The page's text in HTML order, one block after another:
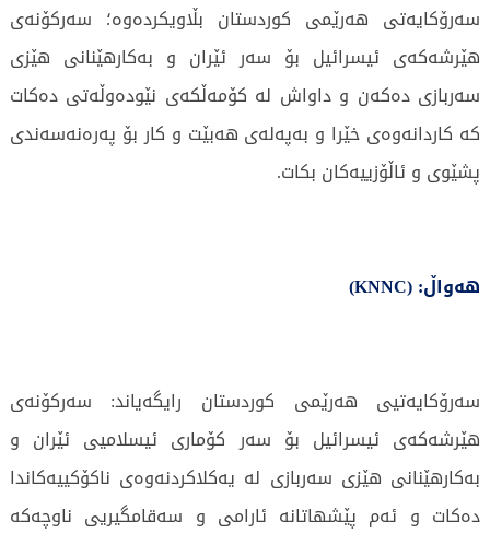
سەرۆكایەتی هەرێمی كوردستان بڵاویكردەوە؛ سه‌ركۆنه‌ى
هێرشه‌كه‌ى ئيسرائيل بۆ سه‌ر ئێران و به‌كارهێنانى هێزى
سه‌ربازى ده‌كه‌ن و داواش لە كۆمەڵكەی نێودەوڵەتی دەكات
كه‌ كاردانه‌وه‌ى خێرا و به‌په‌له‌ى هه‌بێت و كار بۆ پەرەنەسەندی
پشێوی و ئاڵۆزییەكان بكات.
هەواڵ: (KNNC)
سه‌رۆكايه‌تيى هه‌رێمى كوردستان رایگەیاند: سه‌ركۆنه‌ى
هێرشه‌كه‌ى ئيسرائيل بۆ سه‌ر كۆمارى ئيسلاميى ئێران و
به‌كارهێنانى هێزى سه‌ربازى له‌ يه‌كلاكردنه‌وه‌ى ناكۆكييه‌كاندا
ده‌كات و ئه‌م پێشهاتانه‌ ئارامى و سه‌قامگيريى ناوچه‌كه‌